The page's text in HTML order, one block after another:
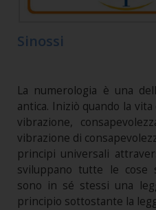
Sinossi
La numerologia è una
antica. Iniziò quando la
vibrazione,
vibrazione di
principi universali
sviluppano tutte le cose
sono in sé stessi una
principio sottostante la